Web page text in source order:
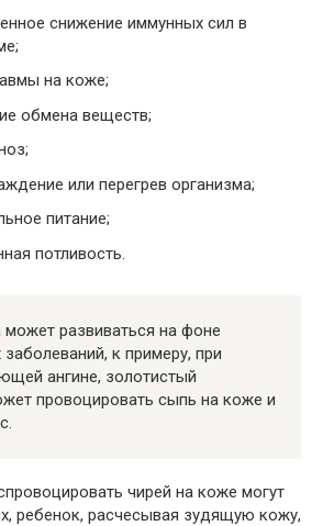
снижение иммунных сил в
на коже;
обмена веществ;
или перегрев организма;
питание;
потливость.
может развиваться на фоне
к примеру, при
ангине, золотистый
провоцировать сыпь на коже и
чирей на коже могут
ребенок, расчесывая зудящую кожу,